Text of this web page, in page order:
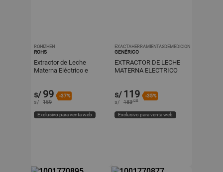
ROHIZHEN
ROHS
Extractor de Leche
Materna Eléctrico e
s/ 99 -37%
s/ 159
Exclusivo para venta web
EXACTAHERRAMIENTASDEMEDICION
GENÉRICO
EXTRACTOR DE LECHE
MATERNA ELECTRICO
s/ 119 -35%
s/ 183.08
Exclusivo para venta web